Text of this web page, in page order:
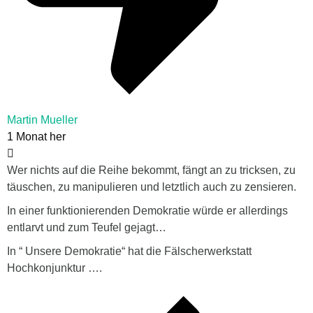
Martin Mueller
1 Monat her
Wer nichts auf die Reihe bekommt, fängt an zu tricksen, zu
täuschen, zu manipulieren und letztlich auch zu zensieren.
In einer funktionierenden Demokratie würde er allerdings
entlarvt und zum Teufel gejagt…
In “ Unsere Demokratie“ hat die Fälscherwerkstatt
Hochkonjunktur ….